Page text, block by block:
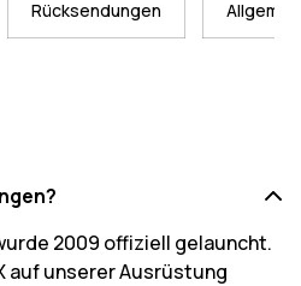
Rücksendungen
2009 offiziell gelauncht.
auf unserer Ausrüstung